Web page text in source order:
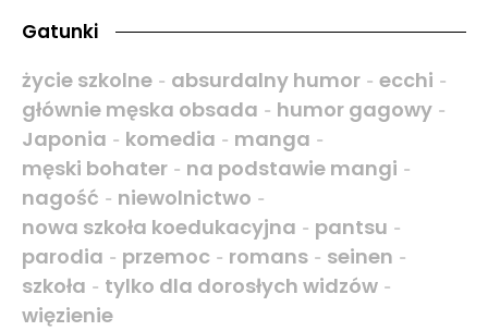
Gatunki
życie szkolne - absurdalny humor - ecchi -
głównie męska obsada - humor gagowy -
Japonia - komedia - manga -
męski bohater - na podstawie mangi -
nagość - niewolnictwo -
nowa szkoła koedukacyjna - pantsu -
parodia - przemoc - romans - seinen -
szkoła - tylko dla dorosłych widzów -
więzienie